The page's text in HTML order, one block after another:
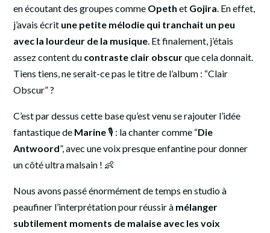
en écoutant des groupes comme Opeth et Gojira. En effet,
j’avais écrit une petite mélodie qui tranchait un peu
avec la lourdeur de la musique. Et finalement, j’étais
assez content du contraste clair obscurque cela donnait.
Tiens tiens, ne serait-ce pas le titre de l’album : “Clair
Obscur” ?
C’est par dessus cette base qu’est venu se rajouter l’idée
fantastique de Marine🎙 : la chanter comme “Die
Antwoord”, avec une voix presque enfantine pour donner
un côté ultra malsain ! 👶
Nous avons passé énormément de temps en studio à
peaufiner l’interprétation pour réussir à mélanger
subtilement moments de malaise avec les voix